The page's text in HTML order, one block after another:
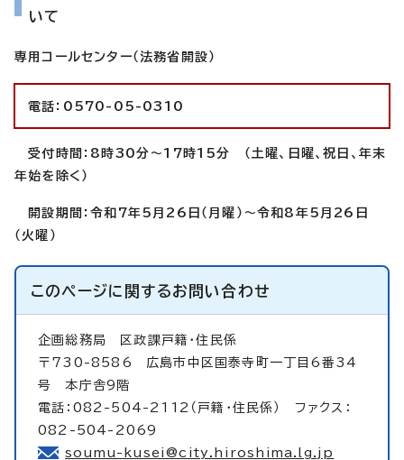
いて
専用コールセンター（法務省開設）
電話：0570-05-0310
受付時間：8時30分～17時15分 （土曜、日曜、祝日、年末
年始を除く）
開設期間：令和7年5月26日（月曜）～令和8年5月26日
（火曜）
このページに関するお問い合わせ
企画総務局
区政課戸籍・住民係
〒730-8586 広島市中区国泰寺町一丁目6番34
号 本庁舎9階
電話：082-504-2112（戸籍・住民係） ファクス：
082-504-2069
soumu-kusei@city.hiroshima.lg.jp